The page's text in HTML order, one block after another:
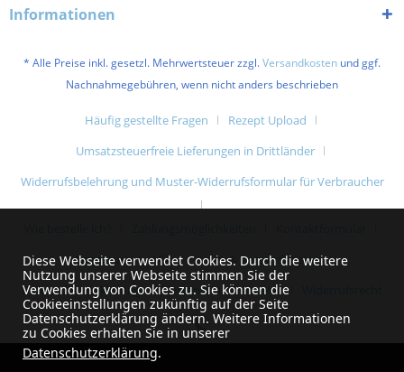
Informationen
* Alle Preise inkl. gesetzl. Mehrwertsteuer zzgl.Versandkosten und ggf.
Nachnahmegebühren, wenn nicht anders beschrieben
Häufig gestellte Fragen
Rezept Upload
Umsatzsteuerfreie Lieferungen in Drittländer
Widerrufsbelehrung und Muster-Widerrufsformular für Verbraucher
Impressum
AGB
Liefer- & Versandkosten
Datenschutzerklärung und Datenschutzhinweise
Diese Webseite verwendet Cookies. Durch die weitere
Nutzung unserer Webseite stimmen Sie der
Verwendung von Cookies zu. Sie können die
Cookieeinstellungen zukünftig auf der Seite
Datenschutzerklärung ändern. Weitere Informationen
zu Cookies erhalten Sie in unserer
Datenschutzerklärung.